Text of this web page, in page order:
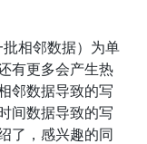
相邻数据）为单
有更多会产生热
邻数据导致的写
间数据导致的写
了，感兴趣的同